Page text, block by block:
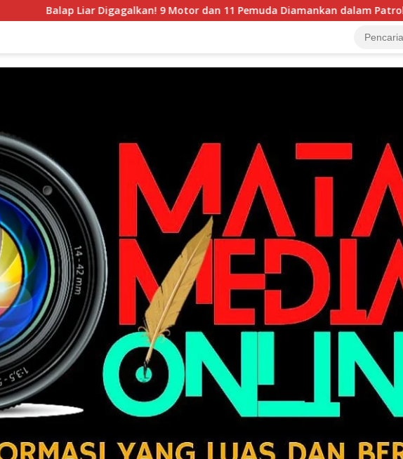
Liar Digagalkan! 9 Motor dan 11 Pemuda Diamankan dalam Patroli Brimob